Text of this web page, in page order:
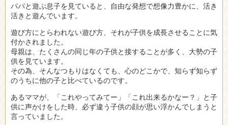
パパと遊ぶ息子を見ていると、自由な発想で想像力豊かに、活き
活きと遊んでいます。
遊び方にとらわれない遊び方、それが子供を成長させることに気
付かされました。
母親は、たくさんの同じ年の子供と接することが多く、大勢の子
供を見ています。
その為、そんなつもりはなくても、心のどこかで、知らず知らず
のうちに他の子と比べているのです。
あるママが、「これやってみてー」「これ出来るかなー？」と子
供に声かけをした時、必ず違う子供の顔が思い浮かんでしまうと
言っていました。